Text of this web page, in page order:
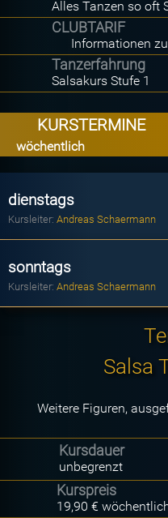
Alles Tanzen so oft
CLUBTARIF
Informationen
Tanzerfahrung
Salsakurs Stufe 1
KURSTERMINE
wöchentlich
dienstags
Kursleiter: Andreas Schaermann
sonntags
Kursleiter: Andreas Schaermann
Salsa
Weitere Figuren,
Kursdauer
unbegrenzt
Kurspreis
19,90 €